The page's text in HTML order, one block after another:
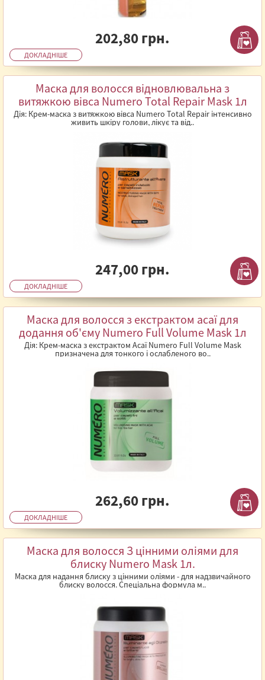
202,80 грн.
ДОКЛАДНІШЕ
Маска для волосся відновлювальна з
витяжкою вівса Numero Total Repair Mask 1л
Дія: Крем-маска з витяжкою вівса Numero Total Repair інтенсивно
живить шкіру голови, лікує та від..
247,00 грн.
ДОКЛАДНІШЕ
Маска для волосся з екстрактом асаї для
додання об'єму Numero Full Volume Mask 1л
Дія: Крем-маска з екстрактом Асаї Numero Full Volume Mask
призначена для тонкого і ослабленого во..
262,60 грн.
ДОКЛАДНІШЕ
Маска для волосся З цінними оліями для
блиску Numero Mask 1л.
Маска для надання блиску з цінними оліями - для надзвичайного
блиску волосся. Спеціальна формула м..